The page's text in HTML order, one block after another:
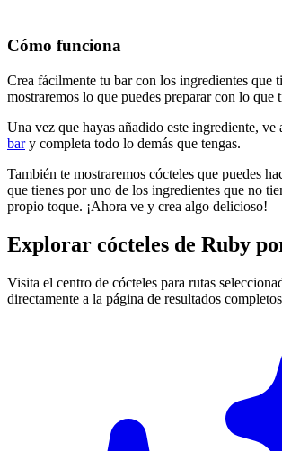
Cómo funciona
Crea fácilmente tu bar con los ingredientes que
mostraremos lo que puedes preparar con lo que
Una vez que hayas añadido este ingrediente, ve
bary completa todo lo demás que tengas.
También te mostraremos cócteles que puedes
que tienes por uno de los ingredientes que no
propio toque. ¡Ahora ve y crea algo delicioso!
Explorar cócteles de Ruby
Visita el centro de cócteles para rutas
directamente a la página de resultados